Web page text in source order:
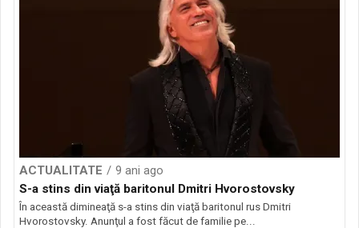
ACTUALITATE
9 ani ago
S-a stins din viaţă baritonul Dmitri Hvorostovsky
În această dimineaţă s-a stins din viaţă baritonul rus Dmitri
Hvorostovsky. Anunţul a fost făcut de familie pe...